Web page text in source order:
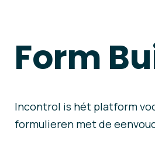
Form
Incontrol is hét platform
formulieren met de